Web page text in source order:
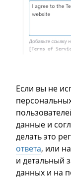
Если вы не
данные и
делать это
ответа, или
и детальный
данных и на